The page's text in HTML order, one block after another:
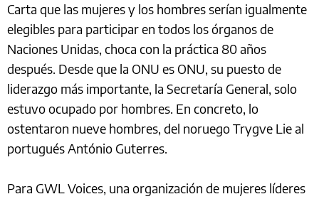
Carta que las mujeres y los hombres serían igualmente
elegibles para participar en todos los órganos de
Naciones Unidas, choca con la práctica 80 años
después. Desde que la ONU es ONU, su puesto de
liderazgo más importante, la Secretaría General, solo
estuvo ocupado por hombres. En concreto, lo
ostentaron nueve hombres, del noruego Trygve Lie al
portugués António Guterres.
Para GWL Voices, una organización de mujeres líderes